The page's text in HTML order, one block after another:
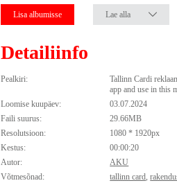
Lisa albumisse Lae alla
Detailiinfo
Pealkiri:
Tallinn Cardi
app and use in this
Loomise kuupäev:
03.07.2024
Faili suurus:
29.66MB
Resolutsioon:
1080 * 1920px
Kestus:
00:00:20
Autor:
AKU
Võtmesõnad:
tallinn card,